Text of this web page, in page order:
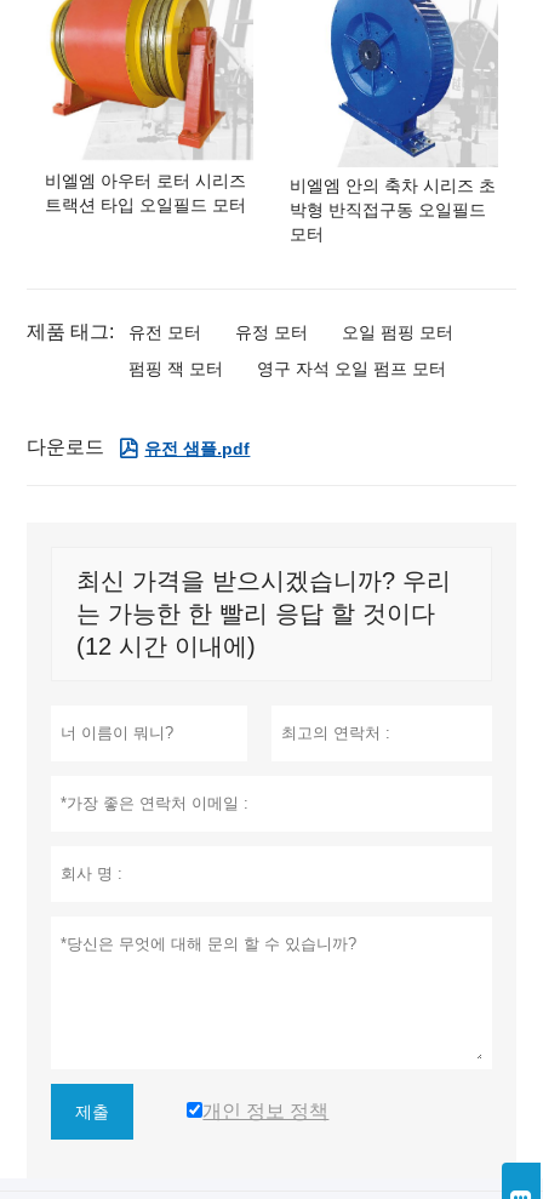
비엘엠 아우터 로터 시리즈
트랙션 타입 오일필드 모터
비엘엠 안의 축차 시리즈 초
박형 반직접구동 오일필드
모터
제품 태그: 유전 모터 유정 모터
오일 펌핑 모터
펌핑 잭 모터
영구 자석 오일 펌프 모터
다운로드  유전 샘플.pdf
최신 가격을 받으시겠습니까? 우리
는 가능한 한 빨리 응답 할 것이다
(12 시간 이내에)
제출 개인 정보 정책